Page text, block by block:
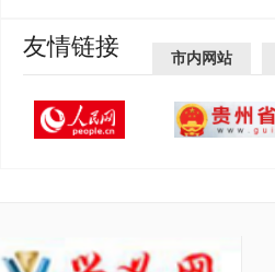
友情链接 市内网站